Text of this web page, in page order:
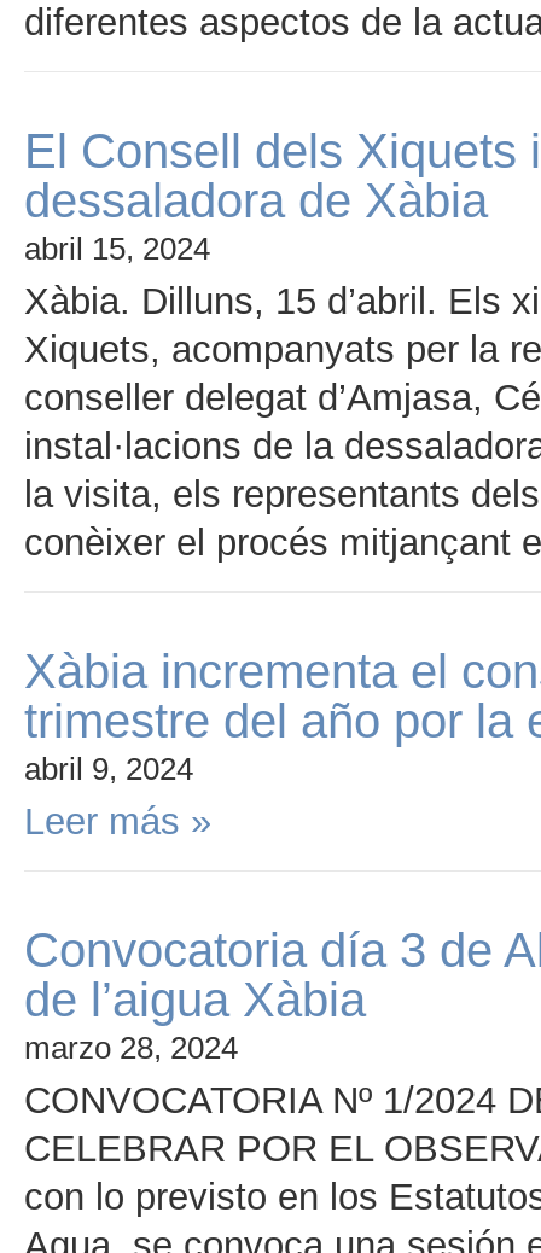
diferentes aspectos de la
El Consell dels Xiquets
dessaladora de Xàbia
abril 15, 2024
Xàbia. Dilluns, 15 d’abril. Els
Xiquets, acompanyats per la
conseller delegat d’Amjasa,
instal·lacions de la
la visita, els representants
conèixer el procés mitjançant
Xàbia incrementa el
trimestre del año por la
abril 9, 2024
Leer más »
Convocatoria día 3 de
de l’aigua Xàbia
marzo 28, 2024
CONVOCATORIA Nº 1/2024
CELEBRAR POR EL
con lo previsto en los